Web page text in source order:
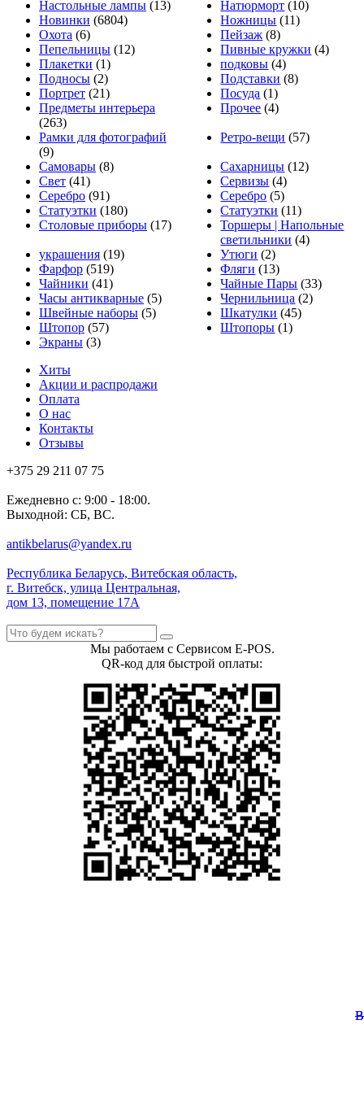
Настольные лампы (13) Натюрморт (10)
Новинки (6804) Ножницы (11)
Охота (6) Пейзаж (8)
Пепельницы (12) Пивные кружки (4)
Плакетки (1) подковы (4)
Подносы (2) Подставки (8)
Портрет (21) Посуда (1)
Предметы интерьера
(263)
Прочее (4)
Рамки для фотографий
(9)
Ретро-вещи (57)
Самовары (8) Сахарницы (12)
Свет (41) Сервизы (4)
Серебро (91) Серебро (5)
Статуэтки (180) Статуэтки (11)
Столовые приборы (17)
Торшеры | Напольные
светильники (4)
украшения (19) Утюги (2)
Фарфор (519) Фляги (13)
Чайники (41) Чайные Пары (33)
Часы антикварные (5) Чернильница (2)
Швейные наборы (5) Шкатулки (45)
Штопор (57) Штопоры (1)
Экраны (3)
Хиты
Акции и распродажи
Оплата
О нас
Контакты
Отзывы
+375 29 211 07 75
Ежедневно с: 9:00 - 18:00.
Выходной: СБ, ВС.
antikbelarus@yandex.ru
Республика Беларусь, Витебская область,
г. Витебск, улица Центральная,
дом 13, помещение 17А
Мы работаем с Сервисом E-POS.
QR-код для быстрой оплаты: